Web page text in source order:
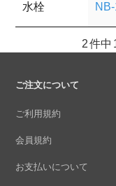
水栓
2 件中
ご注文について
ご利用規約
会員規約
お支払いについて